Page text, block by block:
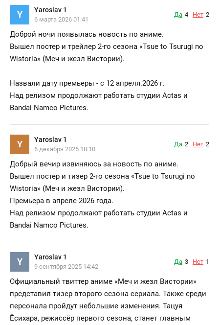
Y Yaroslav 1
6 марта 2026 01:41
Да 4 Нет 2
Доброй ночи появылась новость по аниме.
Вышел постер и трейлер 2-го сезона «Tsue to Tsurugi no
Wistoria» (Меч и жезл Вистории).
Назвали дату премьеры - с 12 апреля.2026 г.
Над релизом продолжают работать студии Actas и
Bandai Namco Pictures.
Y Yaroslav 1
6 декабря 2025 18:10
Да 2 Нет 2
Добрый вечир извиняюсь за новость по аниме.
Вышел постер и тизер 2-го сезона «Tsue to Tsurugi no
Wistoria» (Меч и жезл Вистории).
Премьера в апреле 2026 года.
Над релизом продолжают работать студии Actas и
Bandai Namco Pictures.
Y Yaroslav 1
9 сентября 2025 14:42
Да 3 Нет 1
Официальный твиттер аниме «Меч и жезл Вистории»
представил тизер второго сезона сериала. Также среди
персонала пройдут небольшие изменения. Тацуя
Ёсихара, режиссёр первого сезона, станет главным